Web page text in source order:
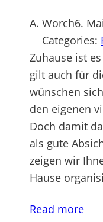
A. Worch6.
Categories:
Zuhause ist
gilt auch für
wünschen
den eigenen
Doch damit
als gute
zeigen wir
Hause
Read more